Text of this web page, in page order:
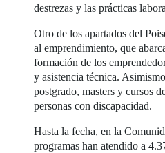
destrezas y las prácticas
Otro de los apartados del
al emprendimiento, que
formación de los
y asistencia técnica.
postgrado, masters y cursos
personas con discapacidad.
Hasta la fecha, en la
programas han atendido a